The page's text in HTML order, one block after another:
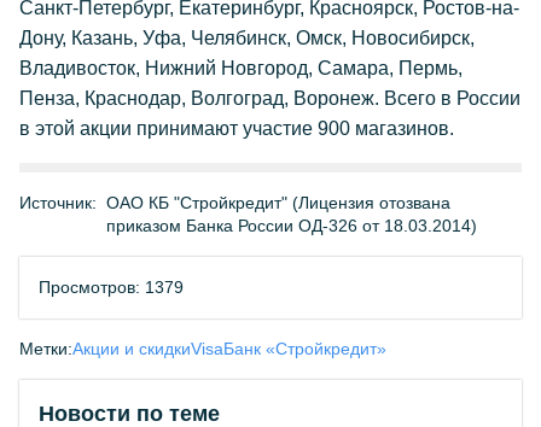
Санкт-Петербург, Екатеринбург, Красноярск, Ростов-на-
Дону, Казань, Уфа, Челябинск, Омск, Новосибирск,
Владивосток, Нижний Новгород, Самара, Пермь,
Пенза, Краснодар, Волгоград, Воронеж. Всего в России
в этой акции принимают участие 900 магазинов.
Источник: ОАО КБ "Стройкредит" (Лицензия отозвана
приказом Банка России ОД-326 от 18.03.2014)
Просмотров: 1379
Метки:Акции и скидкиVisaБанк «Стройкредит»
Новости по теме